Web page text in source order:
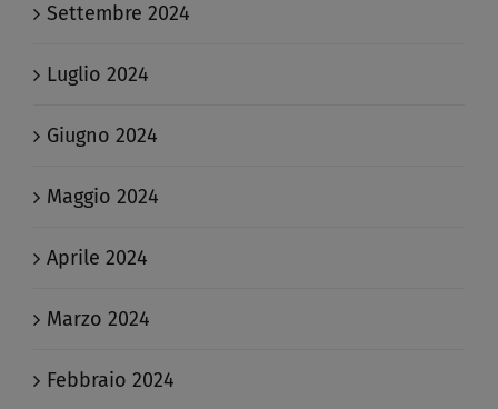
Settembre 2024
Luglio 2024
Giugno 2024
Maggio 2024
Aprile 2024
Marzo 2024
Febbraio 2024